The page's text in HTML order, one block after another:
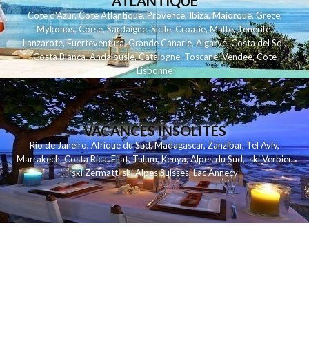
Cote d'Azur,Cote Atlantique,Provence,Ibiza,Majorque,Grece,
Mykonos,Corse,Sardaigne,Sicile,Croatie,Malte,Tenerife,
Lanzarote,Fuerteventura,Grande Canarie,Algarve,Costa del Sol,
Costa Blanca,Andalousie,Catalogne,Toscane,Vendee,Cote
Lisbonne
VACANCES INSOLITES
Rio de Janeiro,Afrique du Sud,Madagascar,Zanzibar,Tel Aviv,
Marrakech,Costa Rica,Eilat,Tulum,Kenya,Alpes du Sud,ski Verbier,
ski Zermatt,ski Alpes Suisses,Lac Annecy